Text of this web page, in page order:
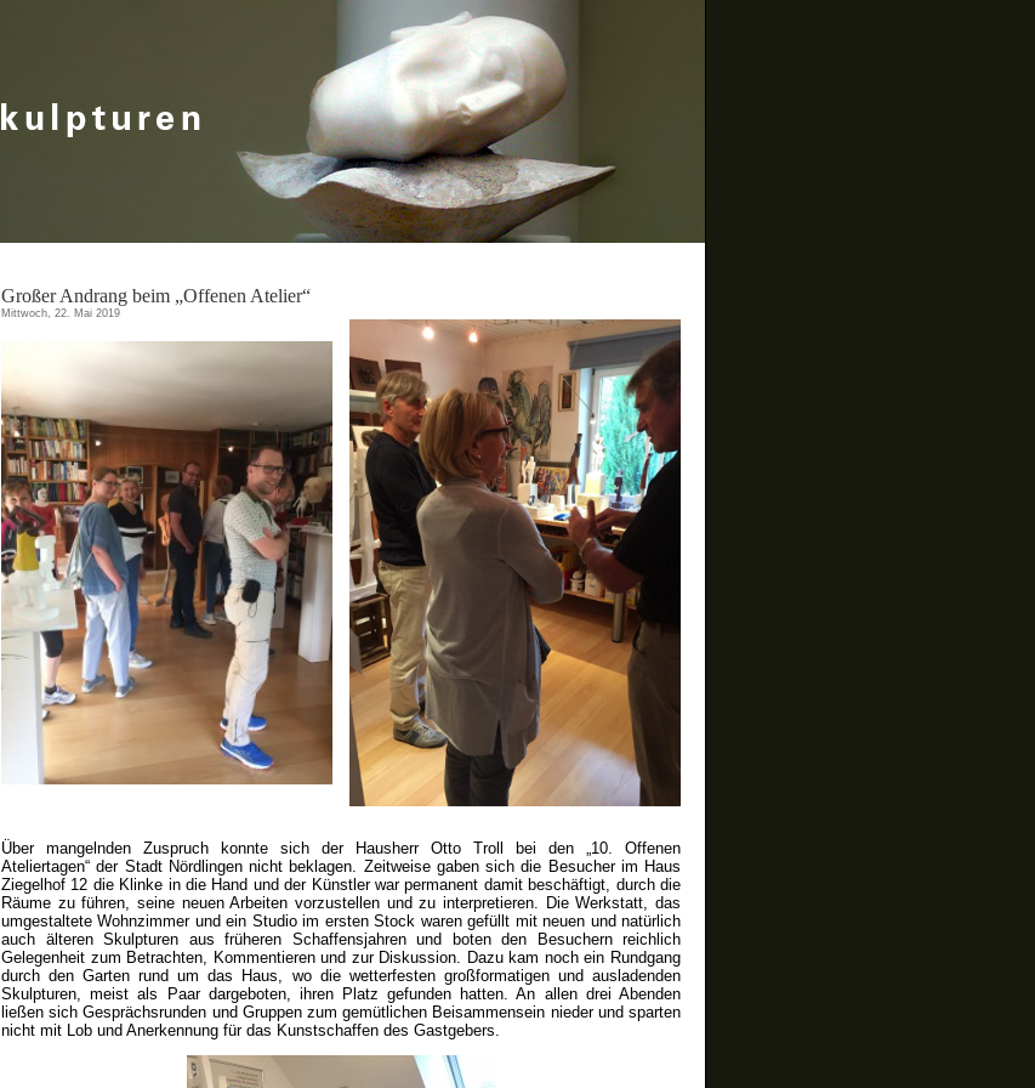
Großer Andrang beim „Offenen Atelier“
Mittwoch, 22. Mai 2019
Über mangelnden Zuspruch konnte sich der Hausherr Otto Troll bei den „10. Offenen
Ateliertagen“ der Stadt Nördlingen nicht beklagen. Zeitweise gaben sich die Besucher im Haus
Ziegelhof 12 die Klinke in die Hand und der Künstler war permanent damit beschäftigt, durch die
Räume zu führen, seine neuen Arbeiten vorzustellen und zu interpretieren. Die Werkstatt, das
umgestaltete Wohnzimmer und ein Studio im ersten Stock waren gefüllt mit neuen und natürlich
auch älteren Skulpturen aus früheren Schaffensjahren und boten den Besuchern reichlich
Gelegenheit zum Betrachten, Kommentieren und zur Diskussion. Dazu kam noch ein Rundgang
durch den Garten rund um das Haus, wo die wetterfesten großformatigen und ausladenden
Skulpturen, meist als Paar dargeboten, ihren Platz gefunden hatten. An allen drei Abenden
ließen sich Gesprächsrunden und Gruppen zum gemütlichen Beisammensein nieder und sparten
nicht mit Lob und Anerkennung für das Kunstschaffen des Gastgebers.